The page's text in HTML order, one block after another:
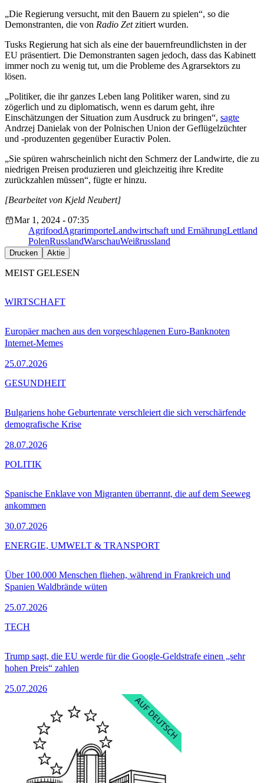
„Die Regierung versucht, mit den Bauern zu spielen“, so die
Demonstranten, die von Radio Zetzitiert wurden.
Tusks Regierung hat sich als eine der bauernfreundlichsten in der
EU präsentiert. Die Demonstranten sagen jedoch, dass das Kabinett
immer noch zu wenig tut, um die Probleme des Agrarsektors zu
lösen.
„Politiker, die ihr ganzes Leben lang Politiker waren, sind zu
zögerlich und zu diplomatisch, wenn es darum geht, ihre
Einschätzungen der Situation zum Ausdruck zu bringen“, sagte
Andrzej Danielak von der Polnischen Union der Geflügelzüchter
und -produzenten gegenüber Euractiv Polen.
„Sie spüren wahrscheinlich nicht den Schmerz der Landwirte, die zu
niedrigen Preisen produzieren und gleichzeitig ihre Kredite
zurückzahlen müssen“, fügte er hinzu.
[Bearbeitet von Kjeld Neubert]
Mar 1, 2024 - 07:35
AgrifoodAgrarimporteLandwirtschaft und ErnährungLettland
PolenRusslandWarschauWeißrussland
Drucken Aktie
MEIST GELESEN
Europäer machen aus den vorgeschlagenen Euro-Banknoten
Internet-Memes
25.07.2026
WIRTSCHAFT
Bulgariens hohe Geburtenrate verschleiert die sich verschärfende
demografische Krise
28.07.2026
GESUNDHEIT
Spanische Enklave von Migranten überrannt, die auf dem Seeweg
ankommen
30.07.2026
POLITIK
Über 100.000 Menschen fliehen, während in Frankreich und
Spanien Waldbrände wüten
25.07.2026
ENERGIE, UMWELT & TRANSPORT
Trump sagt, die EU werde für die Google-Geldstrafe einen „sehr
hohen Preis“ zahlen
25.07.2026
TECH